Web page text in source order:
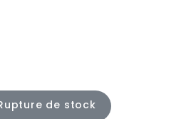
de stock